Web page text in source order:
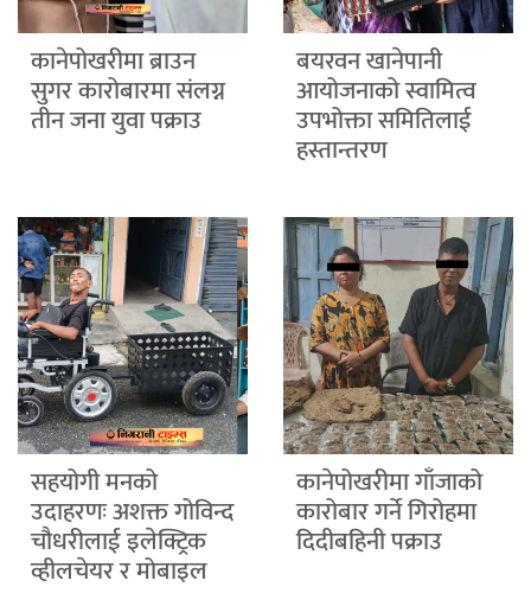
कानेपोखरीमा ब्राउन
सुगर कारोबारमा संलग्न
तीन जना युवा पक्राउ
बयरवन खानेपानी
आयोजनाको स्वामित्व
उपभोक्ता समितिलाई
हस्तान्तरण
सहयोगी मनको
उदाहरणः अशक्त गोविन्द
चौधरीलाई इलेक्ट्रिक
व्हीलचेयर र मोबाइल
कानेपोखरीमा गाँजाको
कारोबार गर्ने गिरोहमा
दिदीबहिनी पक्राउ